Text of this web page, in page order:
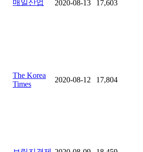
매일산업 2020-08-13 17,603
The Korea
Times
2020-08-12 17,804